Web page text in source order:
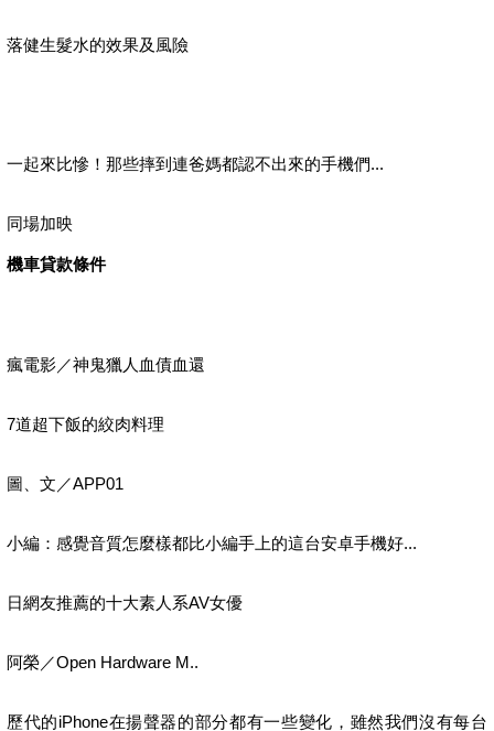
落健生髮水的效果及風險
一起來比慘！那些摔到連爸媽都認不出來的手機們...
同場加映
機車貸款條件
瘋電影／神鬼獵人血債血還
7道超下飯的絞肉料理
圖、文／APP01
小編：感覺音質怎麼樣都比小編手上的這台安卓手機好...
日網友推薦的十大素人系AV女優
阿榮／Open Hardware M..
歷代的iPhone在揚聲器的部分都有一些變化，雖然我們沒有每台